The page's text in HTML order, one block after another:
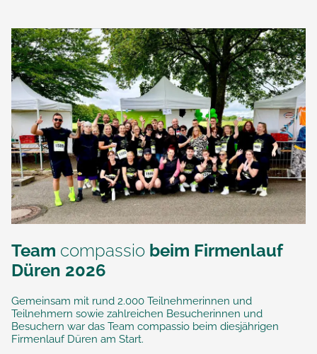
Team compassio beim Firmenlauf
Düren 2026
Gemeinsam mit rund 2.000 Teilnehmerinnen und
Teilnehmern sowie zahlreichen Besucherinnen und
Besuchern war das Team compassio beim diesjährigen
Firmenlauf Düren am Start.